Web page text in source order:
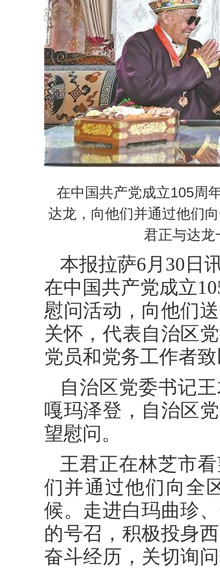
在中国共产党成立105周
达龙，向他们并通过他们
君正与达龙
本报拉萨6月30日
在中国共产党成立
慰问活动，向他们
关怀，代表自治区
党员和党务工作者
自治区党委书记
嘎玛泽登，自治区
望慰问。
王君正在林芝市
们并通过他们向全
候。走进白玛曲珍
的号召，积极投身
奋斗经历，关切询